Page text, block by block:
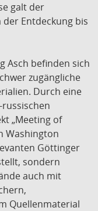
galt der
Entdeckung bis
Asch befinden sich
zugängliche
Durch eine
„Meeting of
Washington
Göttinger
sondern
auch mit
Quellenmaterial